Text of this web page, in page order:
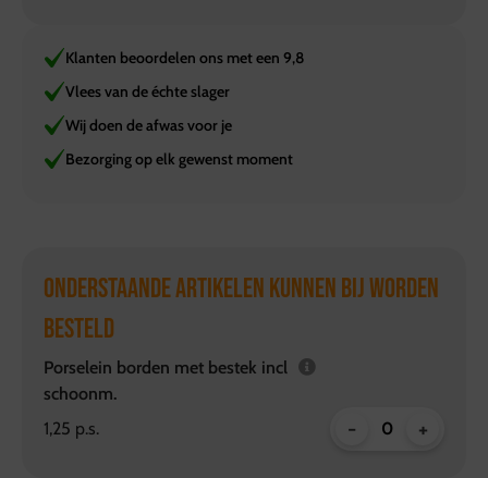
Klanten beoordelen ons met een 9,8
Vlees van de échte slager
Wij doen de afwas voor je
Bezorging op elk gewenst moment
ONDERSTAANDE ARTIKELEN KUNNEN BIJ WORDEN
BESTELD
Porselein borden met bestek incl
schoonm.
1,25 p.s.
- +